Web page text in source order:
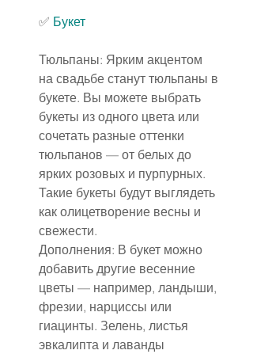
✅ Букет
Тюльпаны: Ярким акцентом
на свадьбе станут тюльпаны в
букете. Вы можете выбрать
букеты из одного цвета или
сочетать разные оттенки
тюльпанов — от белых до
ярких розовых и пурпурных.
Такие букеты будут выглядеть
как олицетворение весны и
свежести.
Дополнения: В букет можно
добавить другие весенние
цветы — например, ландыши,
фрезии, нарциссы или
гиацинты. Зелень, листья
эвкалипта и лаванды